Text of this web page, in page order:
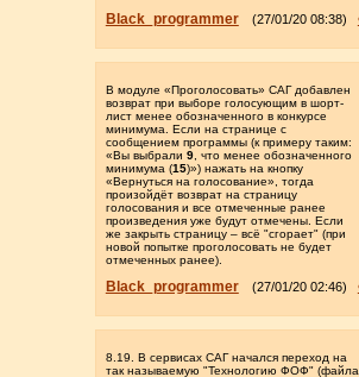
Black_programmer (27/01/20 08:38)
В модуле «Проголосовать» САГ добавлен
возврат при выборе голосующим в шорт-
лист менее обозначенного в конкурсе
минимума. Если на странице с
сообщением программы (к примеру таким:
«Вы выбрали 9, что менее обозначенного
минимума (15)») нажать на кнопку
«Вернуться на голосование», тогда
произойдёт возврат на страницу
голосования и все отмеченные ранее
произведения уже будут отмечены. Если
же закрыть страницу – всё "сгорает" (при
новой попытке проголосовать не будет
отмеченных ранее).
Black_programmer (27/01/20 02:46)
8.19. В сервисах САГ начался переход на
так называемую "Технологию ФОФ" (файла